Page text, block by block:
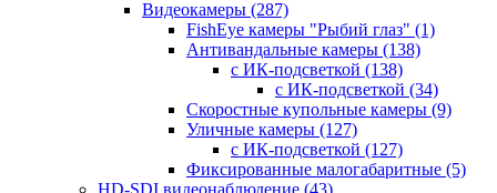
Видеокамеры (287)
FishEye камеры "Рыбий глаз" (1)
Антивандальные камеры (138)
с ИК-подсветкой (138)
с ИК-подсветкой (34)
Скоростные купольные камеры (9)
Уличные камеры (127)
с ИК-подсветкой (127)
Фиксированные малогабаритные (5)
HD-SDI видеонаблюдение (43)